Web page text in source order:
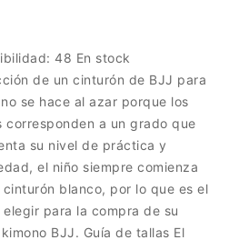
48 En stock
de un cinturón de BJJ para
se hace al azar porque los
corresponden a un grado que
su nivel de práctica y
el niño siempre comienza
cinturón blanco, por lo que es el
elegir para la compra de su
BJJ. Guía de tallas El